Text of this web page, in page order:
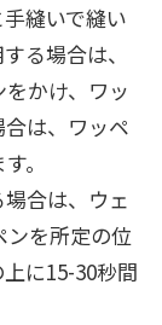
縫いで縫い
る場合は、
かけ、ワッ
は、ワッペ
。
合は、ウェ
ンを所定の位
に15-30秒間